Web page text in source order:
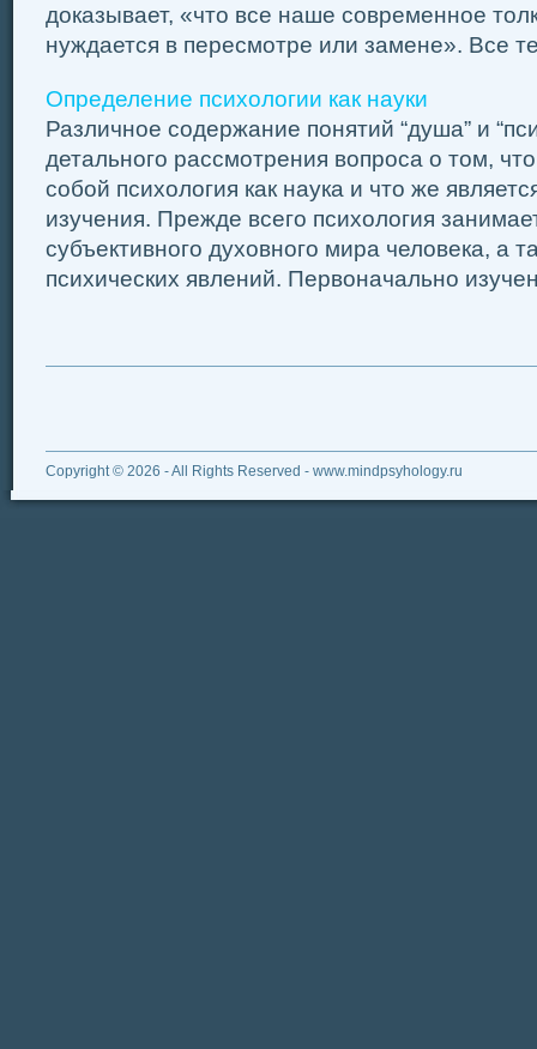
доказывает, «что все наше современное
нуждается в пересмотре или замене». Все
Определение психологии как науки
Различное содержание понятий “душа” и
детального рассмотрения вопроса о том,
собой психология как наука и что же
изучения. Прежде всего психология
субъективного духовного мира человека, а
психических явлений. Первоначально
Copyright © 2026 - All Rights Reserved - www.mindpsyhology.ru